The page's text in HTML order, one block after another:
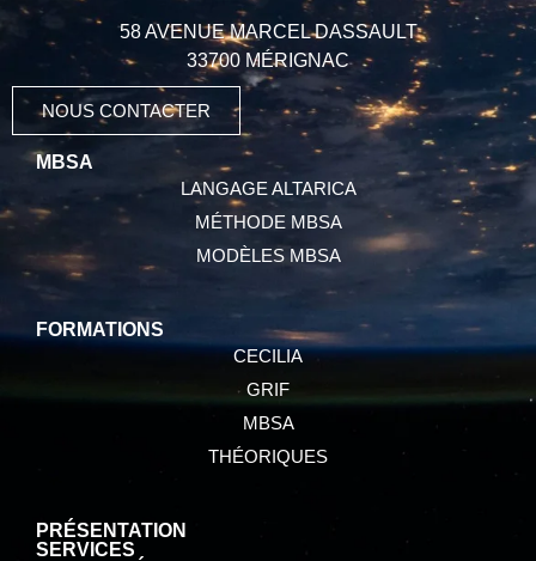
MBSA
LANGAGE ALTARICA
MÉTHODE MBSA
MODÈLES MBSA
58 AVENUE MARCEL DASSAULT
33700 MÉRIGNAC
NOUS CONTACTER
FORMATIONS
CECILIA
GRIF
MBSA
THÉORIQUES
PRÉSENTATION
SERVICES